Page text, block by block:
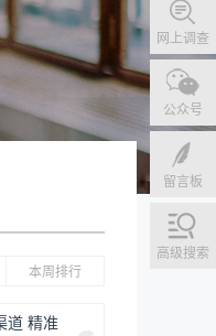
网上调查
公众号
留言板
高级搜索
本周排行
道 精准